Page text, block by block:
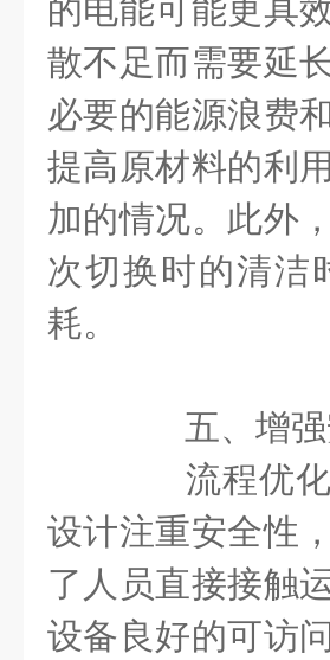
的电能可能更具
散不足而需要延
必要的能源浪费
提高原材料的利
加的情况。此外
次切换时的清洁
耗。
五、增强
流程优化
设计注重安全性
了人员直接接触
设备良好的可访